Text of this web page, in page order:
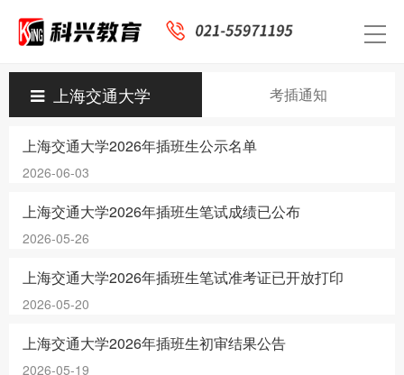
上海交通大学 考插通知
上海交通大学2026年插班生公示名单
2026-06-03
上海交通大学2026年插班生笔试成绩已公布
2026-05-26
上海交通大学2026年插班生笔试准考证已开放打印
2026-05-20
上海交通大学2026年插班生初审结果公告
2026-05-19